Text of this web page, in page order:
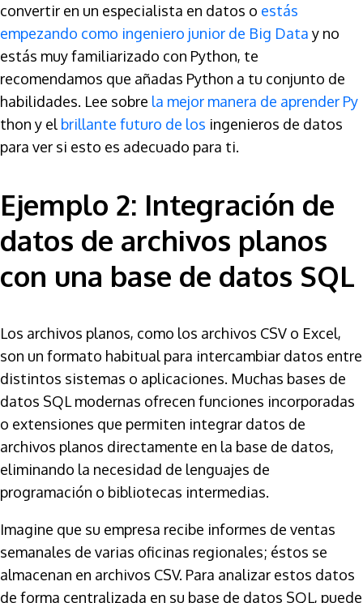
convertir en un especialista en datos o estás
empezando como ingeniero junior de Big Data y no
estás muy familiarizado con Python, te
recomendamos que añadas Python a tu conjunto de
habilidades. Lee sobre la mejor manera de aprender Py
thon y el brillante futuro de los ingenieros de datos
para ver si esto es adecuado para ti.
Ejemplo 2: Integración de
datos de archivos planos
con una base de datos SQL
Los archivos planos, como los archivos CSV o Excel,
son un formato habitual para intercambiar datos entre
distintos sistemas o aplicaciones. Muchas bases de
datos SQL modernas ofrecen funciones incorporadas
o extensiones que permiten integrar datos de
archivos planos directamente en la base de datos,
eliminando la necesidad de lenguajes de
programación o bibliotecas intermedias.
Imagine que su empresa recibe informes de ventas
semanales de varias oficinas regionales; éstos se
almacenan en archivos CSV. Para analizar estos datos
de forma centralizada en su base de datos SQL, puede